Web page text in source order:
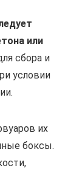
или
сбора и
условии
их
боксы.